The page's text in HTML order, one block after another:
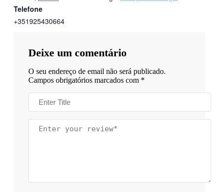
Telefone
+351925430664
Deixe um comentário
O seu endereço de email não será publicado.
Campos obrigatórios marcados com *